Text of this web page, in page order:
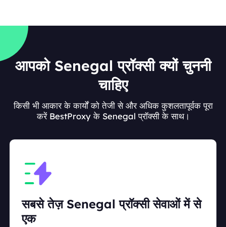
आपको Senegal प्रॉक्सी क्यों चुननी
चाहिए
किसी भी आकार के कार्यों को तेजी से और अधिक कुशलतापूर्वक पूरा
करें BestProxy के Senegal प्रॉक्सी के साथ।
सबसे तेज़ Senegal प्रॉक्सी सेवाओं में से
एक